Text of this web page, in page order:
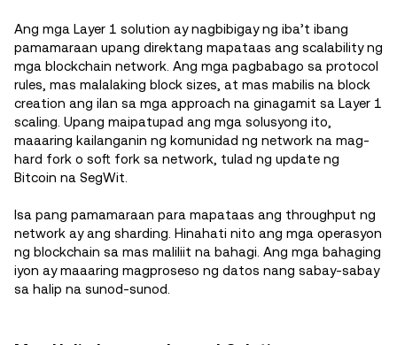
Ang mga Layer 1 solution ay nagbibigay ng iba’t ibang
pamamaraan upang direktang mapataas ang scalability ng
mga blockchain network. Ang mga pagbabago sa protocol
rules, mas malalaking block sizes, at mas mabilis na block
creation ang ilan sa mga approach na ginagamit sa Layer 1
scaling. Upang maipatupad ang mga solusyong ito,
maaaring kailanganin ng komunidad ng network na mag-
hard fork o soft fork sa network, tulad ng update ng
Bitcoin na SegWit.
Isa pang pamamaraan para mapataas ang throughput ng
network ay ang sharding. Hinahati nito ang mga operasyon
ng blockchain sa mas maliliit na bahagi. Ang mga bahaging
iyon ay maaaring magproseso ng datos nang sabay-sabay
sa halip na sunod-sunod.